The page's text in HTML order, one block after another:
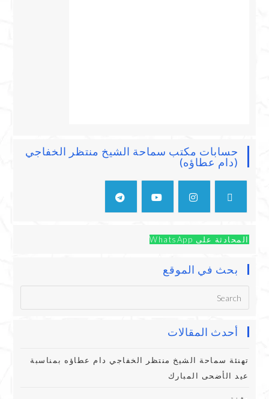
حسابات مكتب سماحة الشيخ منتظر الخفاجي
(دام عطاؤه)
المحادثة على WhatsApp
بحث في الموقع
أحدث المقالات
تهنئة سماحة الشيخ منتظر الخفاجي دام عطاؤه بمناسبة
عيد الأضحى المبارك